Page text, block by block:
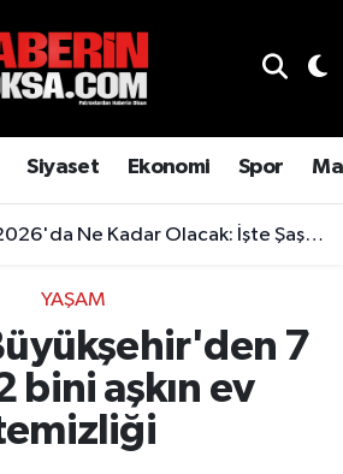
Siyaset Ekonomi Spor
Ne Kadar Olacak: İşte Şaşırtan Rakam
YAŞAM
7
bini aşkın ev